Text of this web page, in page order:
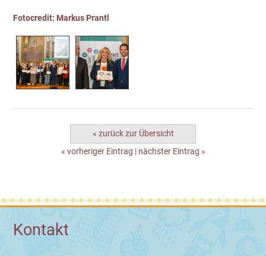
Fotocredit: Markus Prantl
« zurück zur Übersicht
« vorheriger Eintrag | nächster Eintrag »
Kontakt